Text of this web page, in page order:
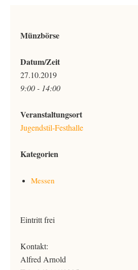
Münzbörse
Datum/Zeit
27.10.2019
9:00 - 14:00
Veranstaltungsort
Jugendstil-Festhalle
Kategorien
Messen
Eintritt frei
Kontakt:
Alfred Arnold